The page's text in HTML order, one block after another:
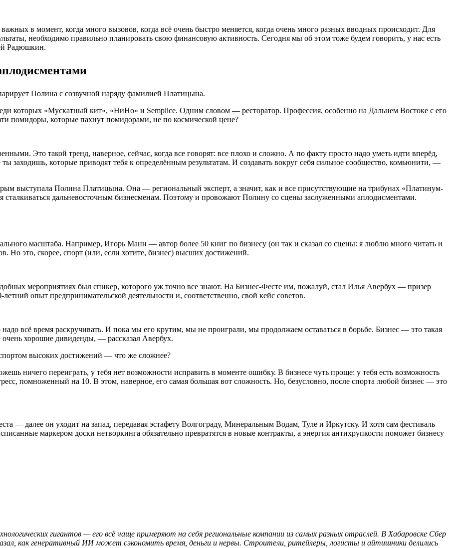
в момент, когда много вызовов, когда всё очень быстро меняется, когда очень много разных вводных происходит. Для
необходимо правильно планировать свою финансовую активность. Сегодня мы об этом тоже будем говорить, у нас есть
Радюшкин.
Полина с созвучной наряду фамилией Платицына.
которых «Мускатный кит», «НиНо» и Semplice. Одним словом — ресторатор. Профессия, особенно на Дальнем Востоке с его
помидоры, которые пахнут помидорами, не по космической цене?
Это такой тренд, наверное, сейчас, когда все говорят: все плохо и сложно. А по факту просто надо уметь идти вперёд,
заходишь, которые приводят тебя к определённым результатам. И создавать вокруг себя сильное сообщество, комьюнити, —
выступала Полина Платицына. Она — региональный эксперт, а значит, как и все присутствующие на трибунах «Платинум-
сталкиваться дальневосточным бизнесменам. Поэтому и провожают Полину со сцены заслуженными аплодисментами.
масштаба. Например, Игорь Манн — автор более 50 книг по бизнесу (он так и сказал со сцены: я люблю много читать и
Но это, скорее, спорт (или, если хотите, бизнес) высших достижений.
мероприятиях был спикер, которого уж точно все знают. На Бизнес-Фесте им, пожалуй, стал Илья Авербух — призер
опыт предпринимательской деятельности и, соответственно, свой кейс советов.
всё время раскручивать. И пока мы его крутим, мы не проиграли, мы продолжаем оставаться в борьбе. Бизнес — это такая
очень хорошие дивиденды, — рассказал Авербух.
высоких достижений — что же сложнее?
ничего переиграть, у тебя нет возможности исправить в моменте ошибку. В бизнесе чуть проще: у тебя есть возможность
помноженный на 10. В этом, наверное, его самая большая вот сложность. Но, безусловно, после спорта любой бизнес — это
— далее он уходит на запад, передавая эстафету Волгограду, Минеральным Водам, Туле и Иркутску. И хотя сам фестиваль
маркером доски нетворкинга обязательно превратятся в новые контракты, а энергия антихрупкости поможет бизнесу
гигантов — его всё чаще примеряют на себя региональные компании из самых разных отраслей. В Хабаровске Сбер
как генеративный ИИ может сэкономить время, деньги и нервы. Строители, ритейлеры, логисты и айтишники делились